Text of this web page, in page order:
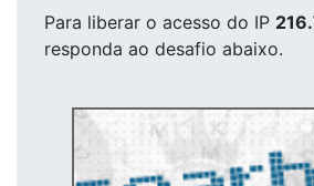
Para liberar o acesso do IP
responda ao desafio abaixo.